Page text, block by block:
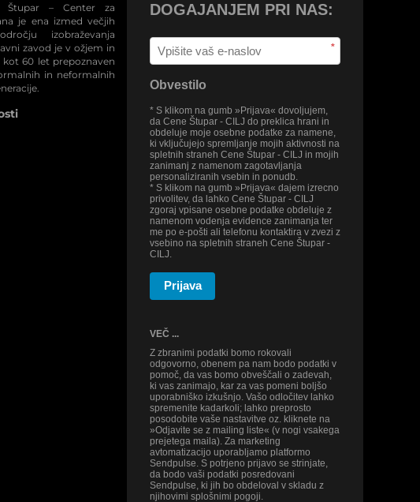
Štupar – Center za
je ena izmed večjih
izobraževanja
zavod je v ožjem in
60 let prepoznaven
in neformalnih
DOGAJANJEM PRI NAS:
*
Obvestilo
* S klikom na gumb »Prijava« dovoljujem,
da Cene Štupar - CILJ do preklica hrani in
obdeluje moje osebne podatke za namene,
ki vključujejo spremljanje mojih aktivnosti na
spletnih straneh Cene Štupar - CILJ in mojih
zanimanj z namenom zagotavljanja
personaliziranih vsebin in ponudb.
* S klikom na gumb »Prijava« dajem izrecno
privolitev, da lahko Cene Štupar - CILJ
zgoraj vpisane osebne podatke obdeluje z
namenom vodenja evidence zanimanja ter
me po e-pošti ali telefonu kontaktira v zvezi z
vsebino na spletnih straneh Cene Štupar -
CILJ.
Prijava
VEČ ...
Z zbranimi podatki bomo rokovali
odgovorno, obenem pa nam bodo podatki v
pomoč, da vas bomo obveščali o zadevah,
ki vas zanimajo, kar za vas pomeni boljšo
uporabniško izkušnjo. Vašo odločitev lahko
spremenite kadarkoli; lahko preprosto
posodobite vaše nastavitve oz. kliknete na
»Odjavite se z mailing liste« (v nogi vsakega
prejetega maila). Za marketing
avtomatizacijo uporabljamo platformo
Sendpulse. S potrjeno prijavo se strinjate,
da bodo vaši podatki posredovani
Sendpulse, ki jih bo obdeloval v skladu z
njihovimi splošnimi pogoji.